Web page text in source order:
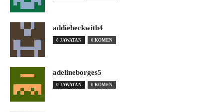
addiebeckwith4
0 JAWATAN 0 KOMEN
adelineborges5
0 JAWATAN 0 KOMEN